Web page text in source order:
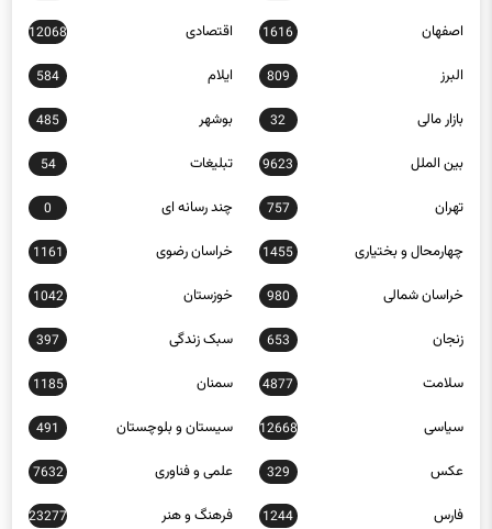
اصفهان 1616 اقتصادی 12068
البرز 809 ایلام 584
بازار مالی 32 بوشهر 485
بین الملل 9623 تبلیغات 54
تهران 757 چند رسانه ای 0
چهارمحال و بختیاری 1455 خراسان رضوی 1161
خراسان شمالی 980 خوزستان 1042
زنجان 653 سبک زندگی 397
سلامت 4877 سمنان 1185
سیاسی 12668 سیستان و بلوچستان 491
عکس 329 علمی و فناوری 7632
فارس 1244 فرهنگ و هنر 23277